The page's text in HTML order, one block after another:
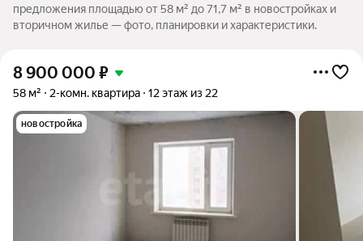
предложения площадью от 58 м² до 71,7 м² в новостройках и
вторичном жилье — фото, планировки и характеристики.
8 900 000 ₽
58 м² 2-комн. квартира 12 этаж из 22
новостройка